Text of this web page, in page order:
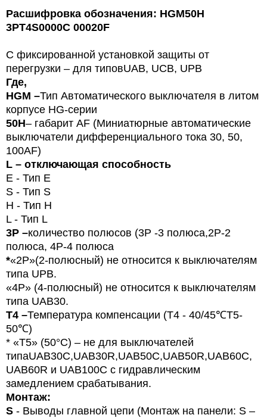
Расшифровка обозначения: HGM50H
3PT4S0000C 00020F
С фиксированной установкой защиты от
перегрузки – для типовUAB, UCB, UPB
Где,
HGM –Тип Автоматического выключателя в литом
корпусе HG-серии
50H– габарит AF (Миниатюрные автоматические
выключатели дифференциального тока 30, 50,
100AF)
L – отключающая способность
E - Тип E
S - Тип S
H - Тип H
L - Тип L
3P –количество полюсов (3Р -3 полюса,2P-2
полюса, 4Р-4 полюса
*«2P»(2-полюсный) не относится к выключателям
типа UPB.
«4P» (4-полюсный) не относится к выключателям
типа UAB30.
T4 –Температура компенсации (T4 - 40/45℃T5-
50℃)
* «T5» (50°C) – не для выключателей
типаUAB30C,UAB30R,UAB50C,UAB50R,UAB60C,
UAB60R и UAB100C с гидравлическим
замедлением срабатывания.
Монтаж:
S - Выводы главной цепи (Монтаж на панели: S –